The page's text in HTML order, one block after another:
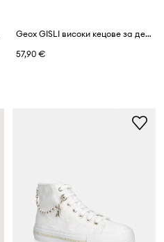
Geox GISLI високи кецове за деца
57,90 €